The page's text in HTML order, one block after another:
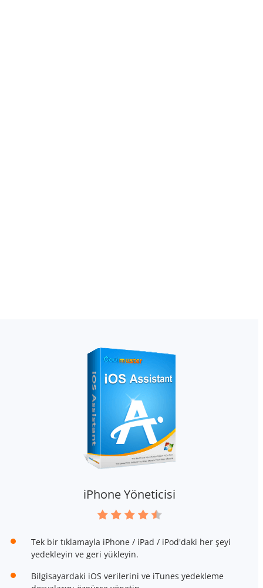
iPhone Yöneticisi
Tek bir tıklamayla iPhone / iPad / iPod'daki her şeyi
yedekleyin ve geri yükleyin.
Bilgisayardaki iOS verilerini ve iTunes yedekleme